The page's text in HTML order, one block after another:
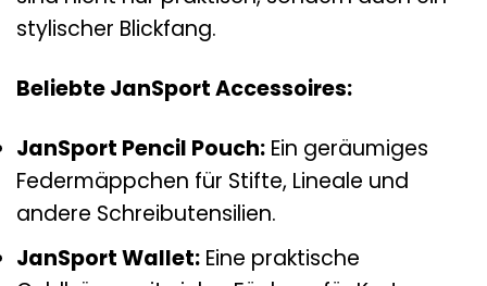
stylischer Blickfang.
Beliebte JanSport Accessoires:
JanSport Pencil Pouch: Ein geräumiges
Federmäppchen für Stifte, Lineale und
andere Schreibutensilien.
JanSport Wallet: Eine praktische